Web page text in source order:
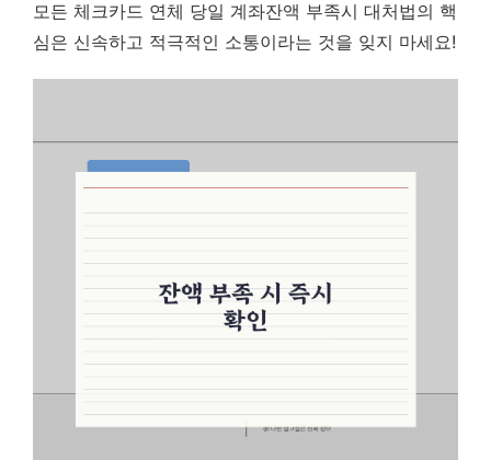
모든 체크카드 연체 당일 계좌잔액 부족시 대처법의 핵
심은 신속하고 적극적인 소통이라는 것을 잊지 마세요!